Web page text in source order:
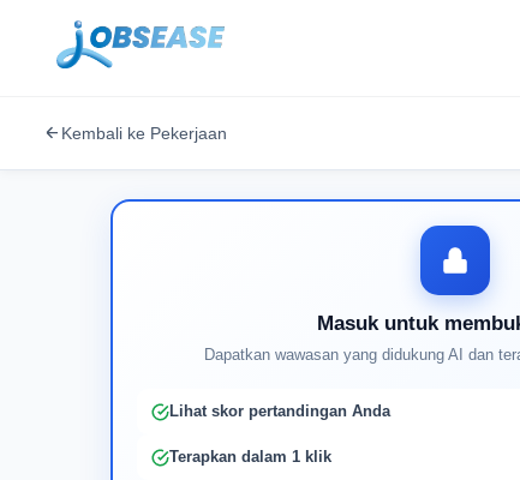
Kembali ke Pekerjaan
Masuk untuk
Dapatkan wawasan yang didukung AI dan
Lihat skor pertandingan Anda
Terapkan dalam 1 klik